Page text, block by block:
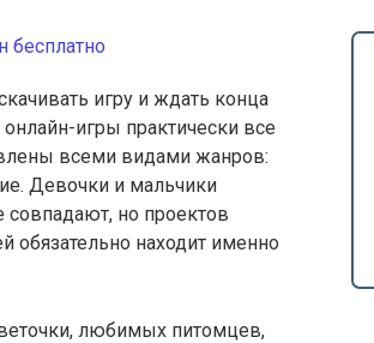
игру и ждать конца
игры практически все
всеми видами жанров:
Девочки и мальчики
совпадают, но проектов
обязательно находит именно
любимых питомцев,